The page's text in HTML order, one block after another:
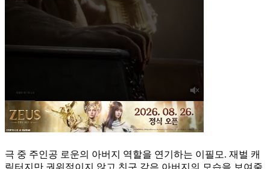
극 중 주인공 로운의 아버지 역할을 연기하는 이필모. 재벌 캐